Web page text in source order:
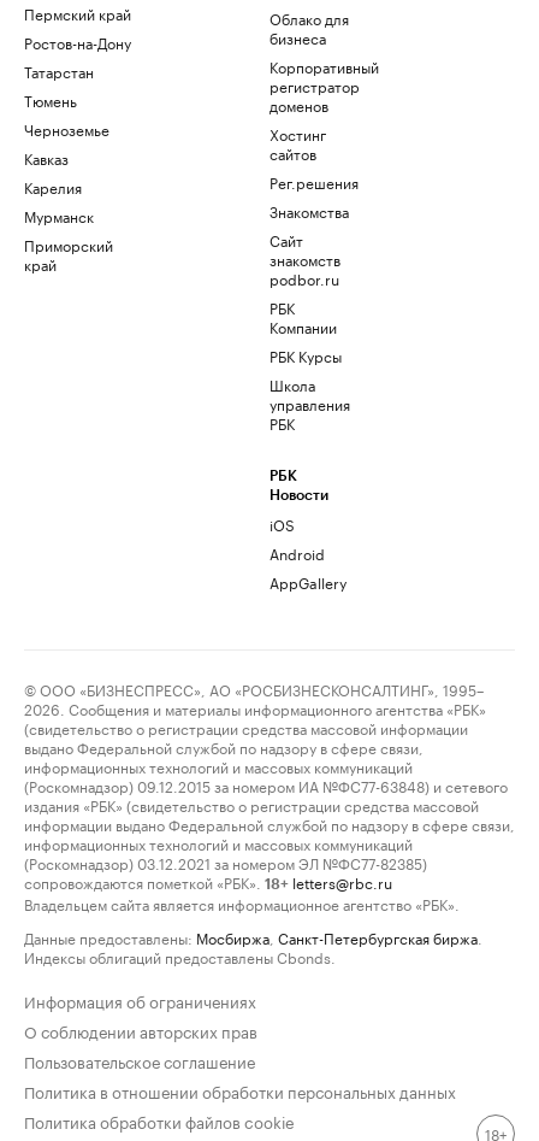
Пермский край
Ростов-на-Дону
Татарстан
Тюмень
Черноземье
Кавказ
Карелия
Мурманск
Приморский
край
Облако для
бизнеса
Корпоративный
регистратор
доменов
Хостинг
сайтов
Рег.решения
Знакомства
Сайт
знакомств
podbor.ru
РБК
Компании
РБК Курсы
Школа
управления
РБК
РБК
Новости
iOS
Android
AppGallery
© ООО «БИЗНЕСПРЕСС», АО «РОСБИЗНЕСКОНСАЛТИНГ», 1995–
2026. Сообщения и материалы информационного агентства «РБК»
(свидетельство о регистрации средства массовой информации
выдано Федеральной службой по надзору в сфере связи,
информационных технологий и массовых коммуникаций
(Роскомнадзор) 09.12.2015 за номером ИА №ФС77-63848) и сетевого
издания «РБК» (свидетельство о регистрации средства массовой
информации выдано Федеральной службой по надзору в сфере связи,
информационных технологий и массовых коммуникаций
(Роскомнадзор) 03.12.2021 за номером ЭЛ №ФС77-82385)
сопровождаются пометкой «РБК».
18+ letters@rbc.ru
Владельцем сайта является информационное агентство «РБК».
Данные предоставлены: Мосбиржа Санкт-Петербургская биржа
Индексы облигаций предоставлены Cbonds.
Информация об ограничениях
О соблюдении авторских прав
Пользовательское соглашение
Политика в отношении обработки персональных данных
Политика обработки файлов cookie
18+